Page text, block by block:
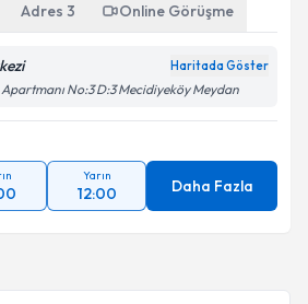
Adres 3 Online Görüşme
Haritada Göster
No:3 D:3 Mecidiyeköy Meydan
Yarın
12:00 Daha Fazla